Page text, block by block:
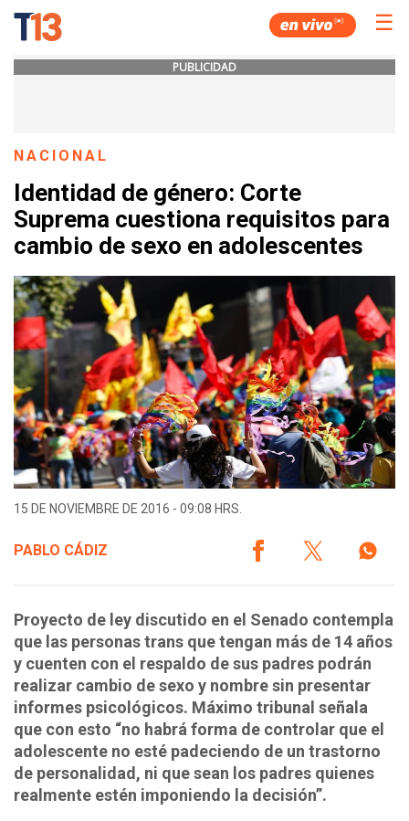
☰
PUBLICIDAD
NACIONAL
Identidad de género: Corte
Suprema cuestiona requisitos para
cambio de sexo en adolescentes
15 DE NOVIEMBRE DE 2016 - 09:08 HRS.
PABLO CÁDIZ
Proyecto de ley discutido en el Senado contempla
que las personas trans que tengan más de 14 años
y cuenten con el respaldo de sus padres podrán
realizar cambio de sexo y nombre sin presentar
informes psicológicos. Máximo tribunal señala
que con esto “no habrá forma de controlar que el
adolescente no esté padeciendo de un trastorno
de personalidad, ni que sean los padres quienes
realmente estén imponiendo la decisión”.